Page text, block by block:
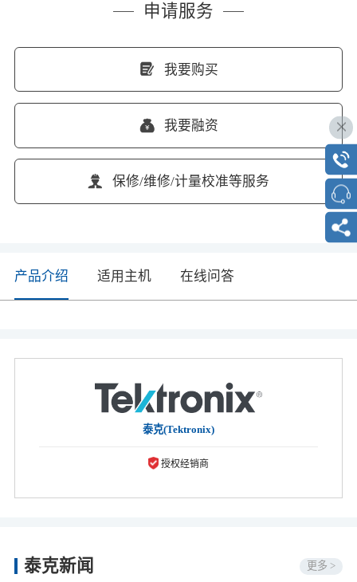
申请服务
我要购买
我要融资
保修/维修/计量校准等服务
产品介绍 适用主机 在线问答
泰克(Tektronix)
授权经销商
泰克新闻 更多 >